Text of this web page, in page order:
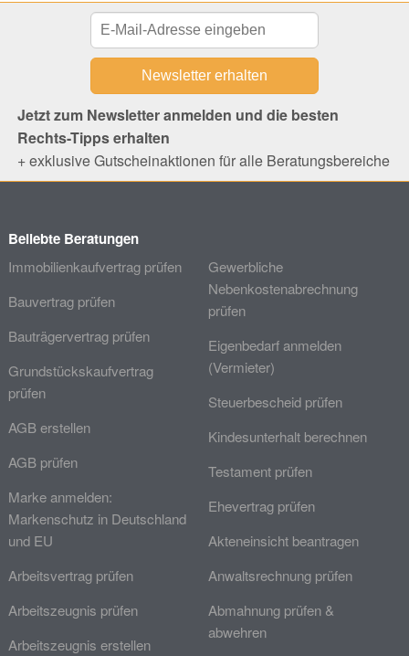
Jetzt zum Newsletter anmelden und die besten
Rechts-Tipps erhalten
+ exklusive Gutscheinaktionen für alle Beratungsbereiche
Beliebte Beratungen
Immobilienkaufvertrag prüfen
Bauvertrag prüfen
Bauträgervertrag prüfen
Grundstückskaufvertrag
prüfen
AGB erstellen
AGB prüfen
Marke anmelden:
Markenschutz in Deutschland
und EU
Arbeitsvertrag prüfen
Arbeitszeugnis prüfen
Arbeitszeugnis erstellen
Gewerbliche
Nebenkostenabrechnung
prüfen
Eigenbedarf anmelden
(Vermieter)
Steuerbescheid prüfen
Kindesunterhalt berechnen
Testament prüfen
Ehevertrag prüfen
Akteneinsicht beantragen
Anwaltsrechnung prüfen
Abmahnung prüfen &
abwehren